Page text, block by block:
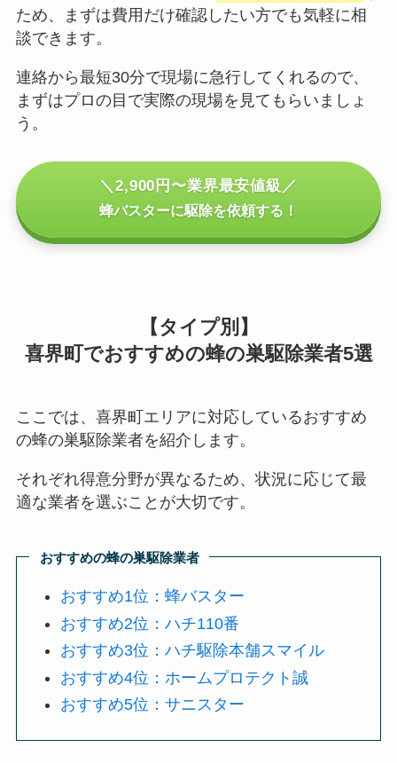
ため、まずは費用だけ確認したい方でも気軽に相
談できます。
連絡から最短30分で現場に急行してくれるので、
まずはプロの目で実際の現場を見てもらいましょ
う。
＼2,900円〜業界最安値級／
蜂バスターに駆除を依頼する！
【タイプ別】
喜界町でおすすめの蜂の巣駆除業者5選
ここでは、喜界町エリアに対応しているおすすめ
の蜂の巣駆除業者を紹介します。
それぞれ得意分野が異なるため、状況に応じて最
適な業者を選ぶことが大切です。
おすすめの蜂の巣駆除業者
おすすめ1位：蜂バスター
おすすめ2位：ハチ110番
おすすめ3位：ハチ駆除本舗スマイル
おすすめ4位：ホームプロテクト誠
おすすめ5位：サニスター